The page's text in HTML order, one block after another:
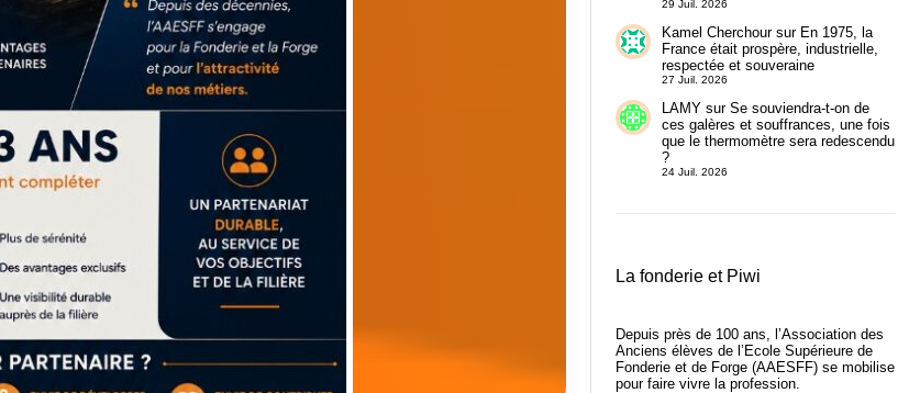
29 Juil. 2026
Kamel Cherchoursur En 1975, la
France était prospère, industrielle,
respectée et souveraine
27 Juil. 2026
LAMYsur Se souviendra-t-on de
ces galères et souffrances, une fois
que le thermomètre sera redescendu
?
24 Juil. 2026
La fonderie et Piwi
Depuis près de 100 ans, l’Association des
Anciens élèves de l’Ecole Supérieure de
Fonderie et de Forge (AAESFF) se mobilise
pour faire vivre la profession.